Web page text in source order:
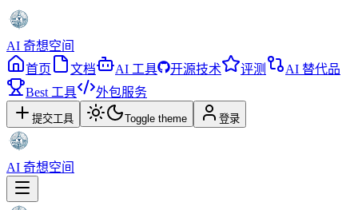
AI 奇想空间
首页
文档 AI 工具 开源技术 评测
AI 替代品
Best 工具
外包服务
提交工具 Toggle theme 登录
AI 奇想空间